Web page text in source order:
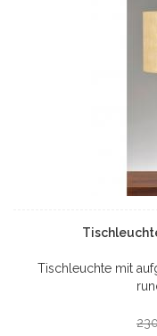
Tischleuchte mit